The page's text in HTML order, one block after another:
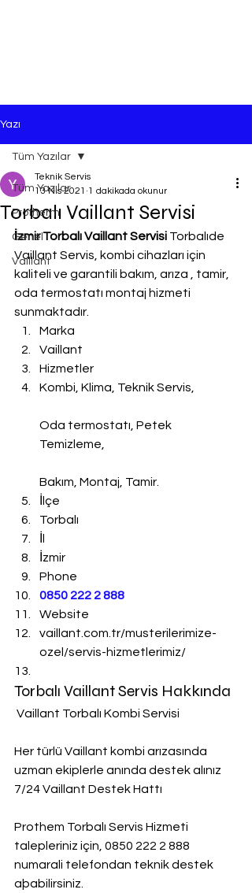
Yazı
Tüm Yazılar
Protherm
Genel
Vaillant
Tüm Yazılar
Torbalı Vaillant Servisi
Teknik Servis
13 Nis 2021 1 dakikada okunur
İzmir Torbalı Vaillant Servisi Torbalıde
Vaillant Servis, kombi cihazları için
kaliteli ve garantili bakım, arıza , tamir,
oda termostatı montaj hizmeti
sunmaktadır.
Marka
Vaillant
Hizmetler
Kombi, Klima, Teknik Servis,
Oda termostatı, Petek
Temizleme,
Bakım, Montaj, Tamir.
İlçe
Torbalı
İzmir
Phone
0850 222 2 888
Website
vaillant.com.tr/musterilerimize-
ozel/servis-hizmetlerimiz/
Torbalı Vaillant Servis Hakkında
Vaillant Torbalı Kombi Servisi
Her türlü Vaillant kombi arızasında
uzman ekiplerle anında destek alınız
7/24 Vaillant Destek Hattı
Prothem Torbalı Servis Hizmeti
talepleriniz için, 0850 222 2 888
numarali telefondan teknik destek
aþabilirsiniz.